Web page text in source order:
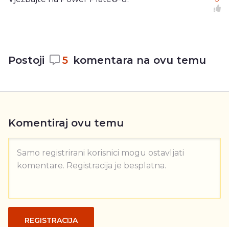
Postoji 5 komentara na ovu temu
Komentiraj ovu temu
Samo registrirani korisnici mogu ostavljati
komentare. Registracija je besplatna.
REGISTRACIJA